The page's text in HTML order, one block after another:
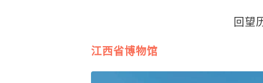
回望
江西省博物馆